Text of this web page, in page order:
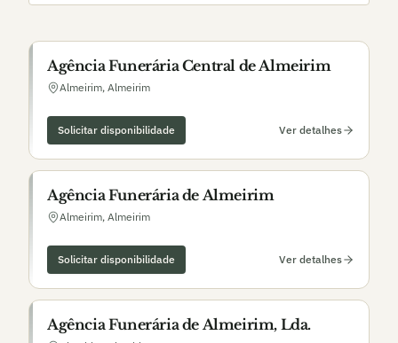
Agência Funerária Central de Almeirim
Almeirim, Almeirim
Solicitar disponibilidade Ver detalhes
Agência Funerária de Almeirim
Almeirim, Almeirim
Solicitar disponibilidade Ver detalhes
Agência Funerária de Almeirim, Lda.